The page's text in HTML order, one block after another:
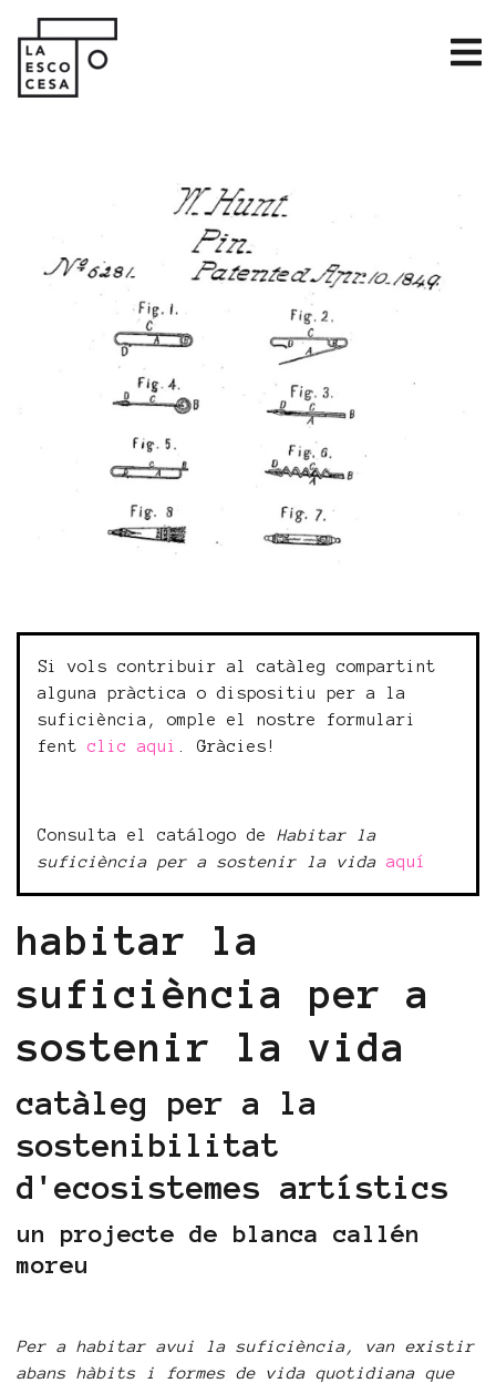
Si vols contribuir al catàleg compartint
alguna pràctica o dispositiu per a la
suficiència, omple el nostre formulari
fent clic aqui . Gràcies!
Consulta el catálogo de Habitar la
suficiència per a sostenir la vida aquí
habitar la
suficiència per a
sostenir la vida
catàleg per a la
sostenibilitat
d'ecosistemes artístics
un projecte de blanca callén
moreu
Per a habitar avui la suficiència, van existir
abans hàbits i formes de vida quotidiana que